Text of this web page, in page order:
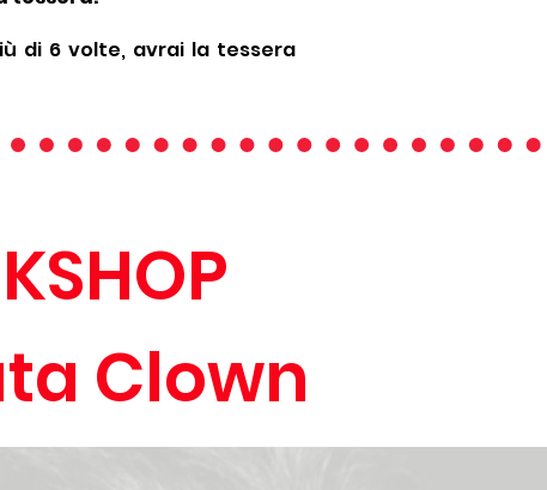
di 6 volte, avrai la tessera
Clown